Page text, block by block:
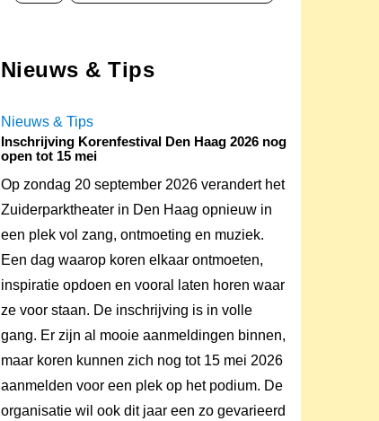
Nieuws & Tips
Nieuws & Tips
Inschrijving Korenfestival Den Haag 2026 nog
open tot 15 mei
Op zondag 20 september 2026 verandert het
Zuiderparktheater in Den Haag opnieuw in
een plek vol zang, ontmoeting en muziek.
Een dag waarop koren elkaar ontmoeten,
inspiratie opdoen en vooral laten horen waar
ze voor staan. De inschrijving is in volle
gang. Er zijn al mooie aanmeldingen binnen,
maar koren kunnen zich nog tot 15 mei 2026
aanmelden voor een plek op het podium. De
organisatie wil ook dit jaar een zo gevarieerd